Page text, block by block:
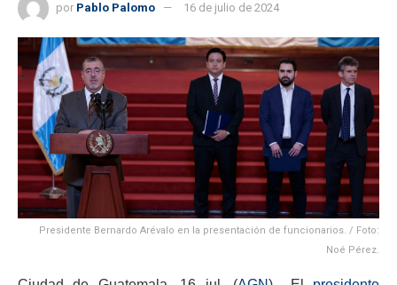
por Pablo Palomo 16 de julio de 2024
Presidente Bernardo Arévalo en la presentación de funcionarios. / Foto:
Noé Pérez.